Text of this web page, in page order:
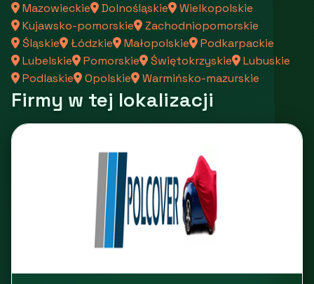
Mazowieckie Dolnośląskie
Wielkopolskie
Kujawsko-pomorskie
Zachodniopomorskie
Śląskie
Łódzkie Małopolskie
Podkarpackie
Lubelskie
Pomorskie Świętokrzyskie
Lubuskie
Podlaskie
Opolskie Warmińsko-mazurskie
Firmy w tej lokalizacji